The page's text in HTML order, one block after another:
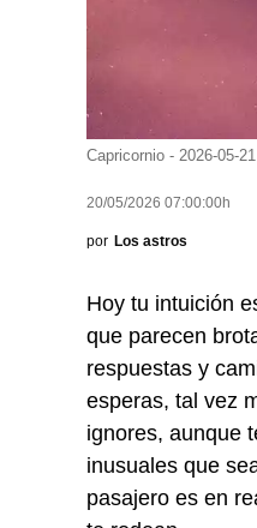
Capricornio - 2026-05-21
20/05/2026 07:00:00h
por Los astros
Hoy tu intuición
que parecen
respuestas y
esperas, tal vez
ignores, aunque
inusuales que
pasajero es en